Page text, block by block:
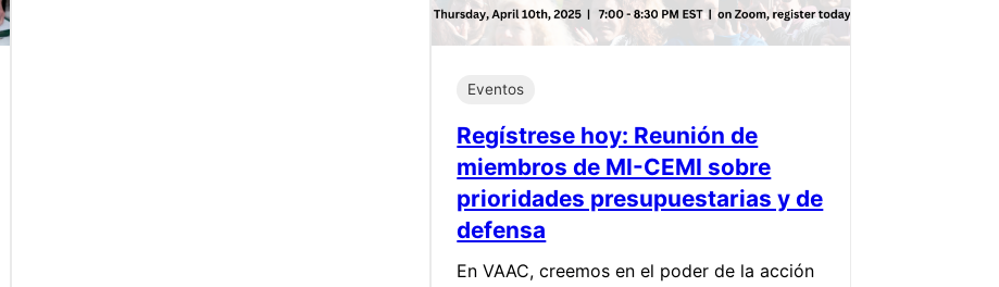
Eventos
Regístrese hoy: Reunión de
miembros de MI-CEMI sobre
prioridades presupuestarias y de
defensa
En VAAC, creemos en el poder de la acción